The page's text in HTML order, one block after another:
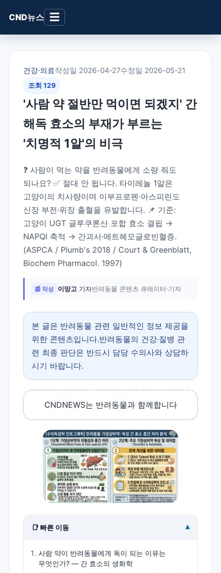
CND뉴스 ☰
건강·의료작성일 2026-04-27수정일 2026-05-21
조회 129
'사람 약 절반만 먹이면 되겠지' 간
해독 효소의 부재가 부르는
'치명적 1알'의 비극
❓ 사람이 먹는 약을 반려동물에게 소량 줘도
되나요? ✅ 절대 안 됩니다. 타이레놀 1알은
고양이의 치사량이며 이부프로펜·아스피린도
신장 부전·위장 출혈을 유발합니다. 📌 기준:
고양이 UGT 글루쿠론산 포합 효소 결핍 →
NAPQI 축적 → 간괴사·메트헤모글로빈혈증.
(ASPCA / Plumb's 2018 / Court & Greenblatt,
Biochem Pharmacol. 1997)
📰 작성 이망고 기자반려동물 콘텐츠 큐레이터·기자
본 글은 반려동물 관련 일반적인 정보 제공을
위한 콘텐츠입니다.반려동물의 건강·질병 관
련 최종 판단은 반드시 담당 수의사와 상담하
시기 바랍니다.
CNDNEWS는 반려동물과 함께합니다
📑 빠른 이동 ▾
사람 약이 반려동물에게 독이 되는 이유는
무엇인가? — 간 효소의 생화학